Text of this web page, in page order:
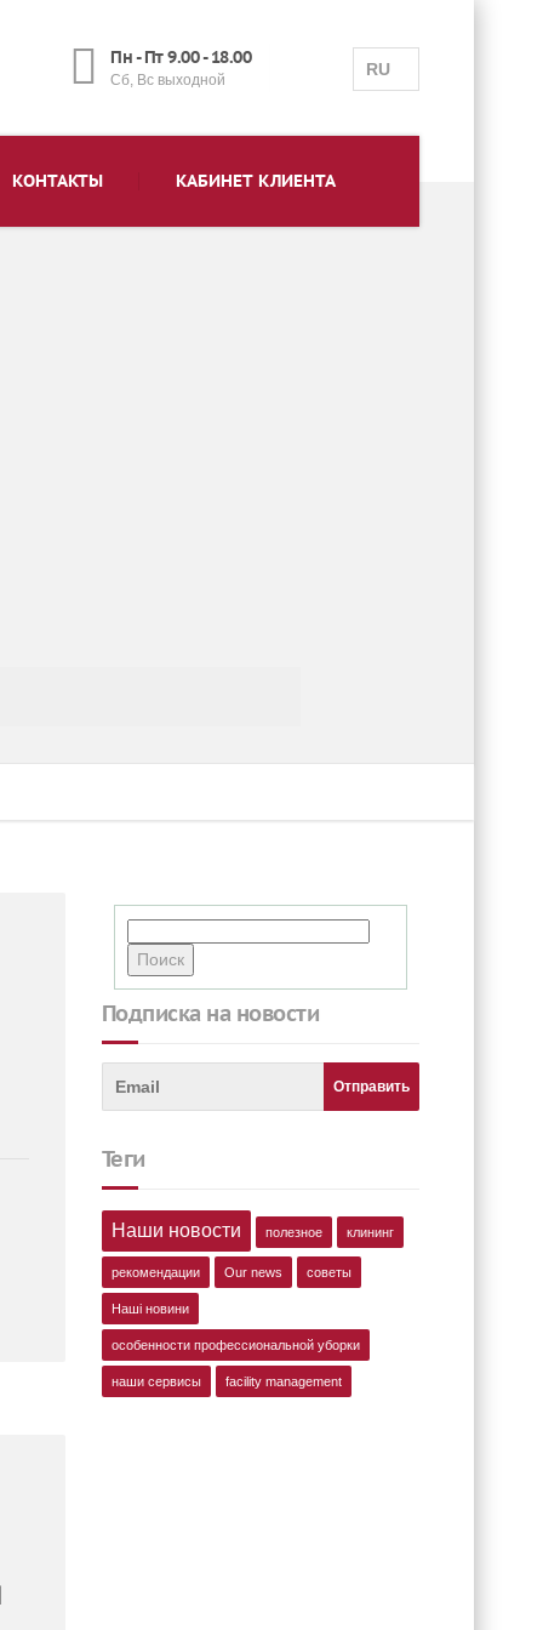
Пн - Пт 9.00 - 18.00
Сб, Вс выходной
RU
КОНТАКТЫ КАБИНЕТ КЛИЕНТА
Подписка на новости
теги
Наши новости полезное клининг
рекомендации Our news советы
Наші новини
особенности профессиональной уборки
наши сервисы facility management